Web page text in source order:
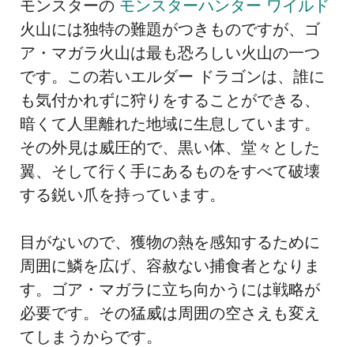
モンスターの モンスターハンター ワイルド
火山には独特の難題がつきものですが、ゴ
ア・マガラ火山は最も恐ろしい火山の一つ
です。この若いエルダー ドラゴンは、誰に
も気付かれずに狩りをすることができる、
暗くて人里離れた地域に生息しています。
その外見は威圧的で、黒い体、堂々とした
翼、そして行く手にあるものをすべて破壊
する鋭い爪を持っています。
目がないので、獲物の熱を感知するために
周囲に鱗を広げ、容赦ない捕食者となりま
す。ゴア・マガラに立ち向かうには戦略が
必要です。その猛威は周囲の空さえも変え
てしまうからです。